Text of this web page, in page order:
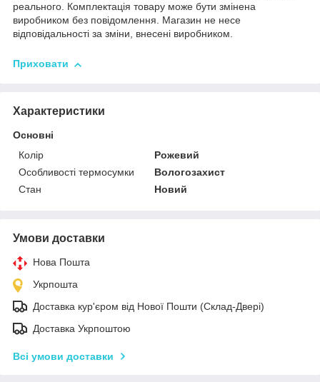
реального. Комплектація товару може бути змінена
виробником без повідомлення. Магазин не несе
відповідальності за зміни, внесені виробником.
Приховати
Характеристики
Основні
Колір
Рожевий
Особливості термосумки
Вологозахист
Стан
Новий
Умови доставки
Нова Пошта
Укрпошта
Доставка кур'єром від Нової Пошти (Склад-Двері)
Доставка Укрпоштою
Всі умови доставки